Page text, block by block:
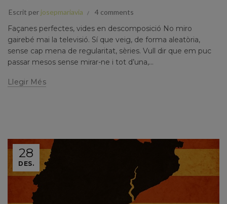
Escrit per josepmariavia 4 comments
Façanes perfectes, vides en descomposició No miro
gairebé mai la televisió. Sí que veig, de forma aleatòria,
sense cap mena de regularitat, sèries. Vull dir que em puc
passar mesos sense mirar-ne i tot d’una,...
Llegir Més
28
DES.